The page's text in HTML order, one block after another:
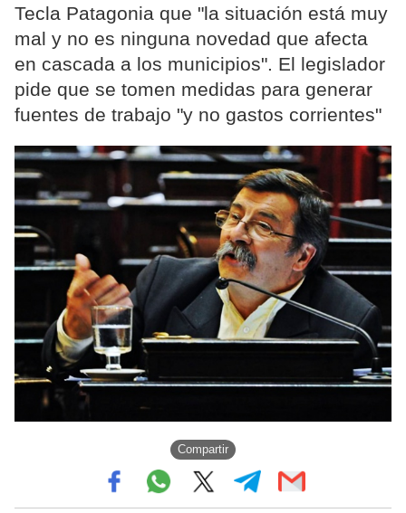
Tecla Patagonia que "la situación está muy
mal y no es ninguna novedad que afecta
en cascada a los municipios". El legislador
pide que se tomen medidas para generar
fuentes de trabajo "y no gastos corrientes"
Compartir